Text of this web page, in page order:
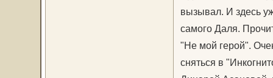
вызывал. И здесь
самого Даля.
"Не мой герой".
сняться в